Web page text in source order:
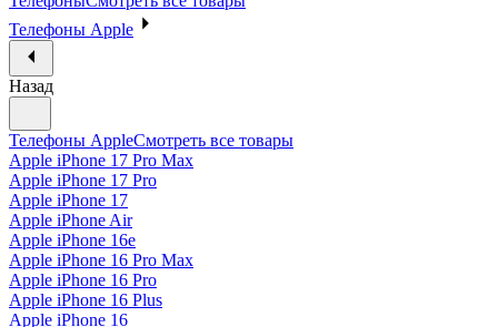
Телефоны Apple
Назад
Телефоны AppleСмотреть все товары
Apple iPhone 17 Pro Max
Apple iPhone 17 Pro
Apple iPhone 17
Apple iPhone Air
Apple iPhone 16e
Apple iPhone 16 Pro Max
Apple iPhone 16 Pro
Apple iPhone 16 Plus
Apple iPhone 16